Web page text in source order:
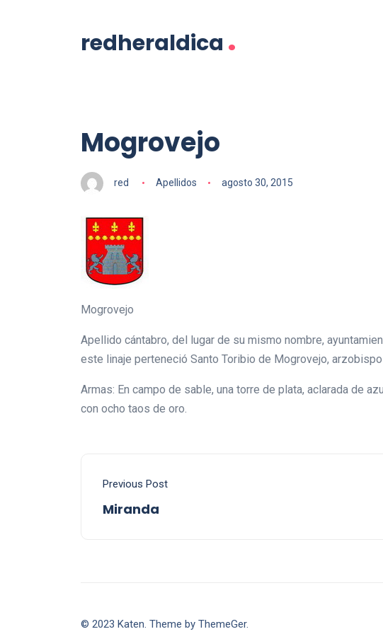
redheraldica .
Mogrovejo
red Apellidos agosto 30, 2015
Mogrovejo
Apellido cántabro, del lugar de su mismo nombre,
este linaje perteneció Santo Toribio de Mogrovejo,
Armas: En campo de sable, una torre de plata, aclarada de
con ocho taos de oro.
Previous Post
Miranda
© 2023 Katen. Theme by ThemeGer.